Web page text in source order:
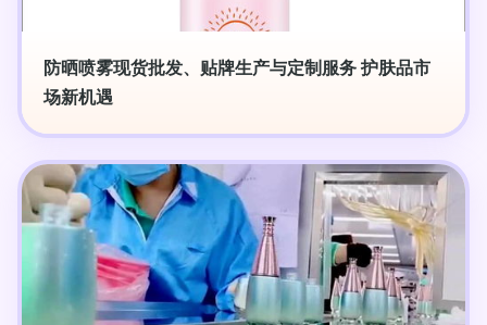
防晒喷雾现货批发、贴牌生产与定制服务 护肤品市
场新机遇